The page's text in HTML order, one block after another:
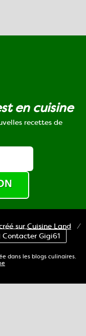
en cuisine
recettes de
sur Cuisine Land
⁄
Gigi61
dans les blogs culinaires.